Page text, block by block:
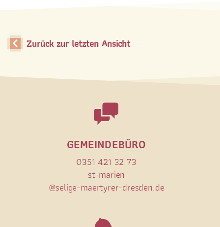
Zurück zur letzten Ansicht
GEMEINDEBÜRO
0351 421 32 73
st-marien
@selige-maertyrer-dresden.de